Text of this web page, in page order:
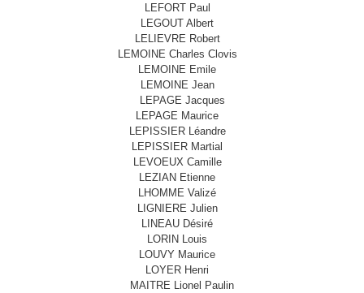
LEFORT Paul
LEGOUT Albert
LELIEVRE Robert
LEMOINE Charles Clovis
LEMOINE Emile
LEMOINE Jean
LEPAGE Jacques
LEPAGE Maurice
LEPISSIER Léandre
LEPISSIER Martial
LEVOEUX Camille
LEZIAN Etienne
LHOMME Valizé
LIGNIERE Julien
LINEAU Désiré
LORIN Louis
LOUVY Maurice
LOYER Henri
MAITRE Lionel Paulin